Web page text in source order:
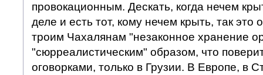
провокационным. Дескать, когда нечем
деле и есть тот, кому нечем крыть, так
троим Чахалянам "незаконное хранение
"сюрреалистическим" образом, что
оговорками, только в Грузии. В Европе, в